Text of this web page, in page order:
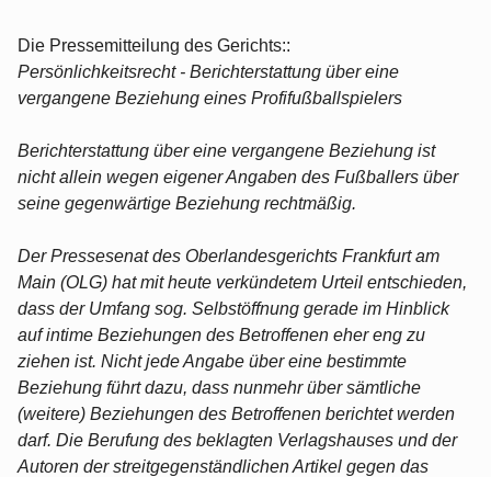
Die Pressemitteilung des Gerichts::
Persönlichkeitsrecht - Berichterstattung über eine
vergangene Beziehung eines Profifußballspielers
Berichterstattung über eine vergangene Beziehung ist
nicht allein wegen eigener Angaben des Fußballers über
seine gegenwärtige Beziehung rechtmäßig.
Der Pressesenat des Oberlandesgerichts Frankfurt am
Main (OLG) hat mit heute verkündetem Urteil entschieden,
dass der Umfang sog. Selbstöffnung gerade im Hinblick
auf intime Beziehungen des Betroffenen eher eng zu
ziehen ist. Nicht jede Angabe über eine bestimmte
Beziehung führt dazu, dass nunmehr über sämtliche
(weitere) Beziehungen des Betroffenen berichtet werden
darf. Die Berufung des beklagten Verlagshauses und der
Autoren der streitgegenständlichen Artikel gegen das